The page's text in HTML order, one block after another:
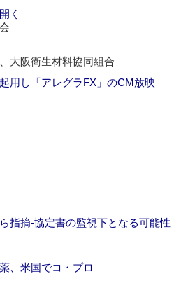
く
大阪衛生材料協同組合
用し「アレグラFX」のCM放映
指摘‐協定書の監視下となる可能性
、米国でコ・プロ